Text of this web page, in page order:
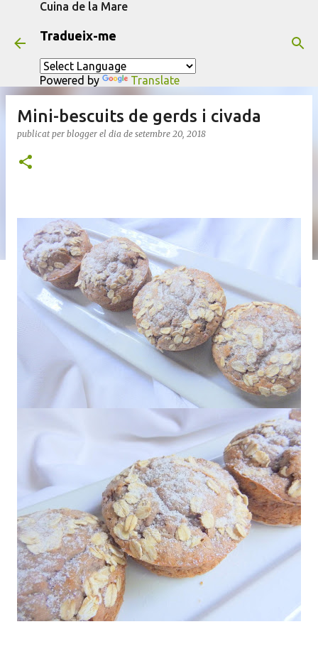
Cuina de la Mare
Tradueix-me
Powered by Translate
Mini-bescuits de gerds i civada
publicat per blogger el dia de setembre 20, 2018